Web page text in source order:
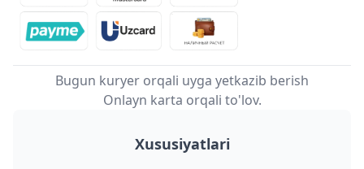
Bugun kuryer orqali uyga yetkazib berish
Onlayn karta orqali to'lov.
Xususiyatlari